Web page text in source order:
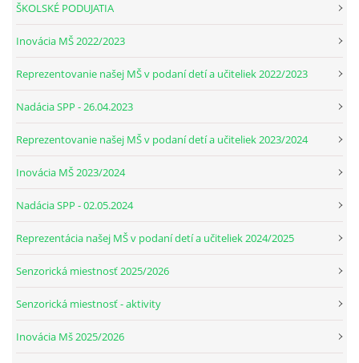
ŠKOLSKÉ PODUJATIA
Inovácia MŠ 2022/2023
Reprezentovanie našej MŠ v podaní detí a učiteliek 2022/2023
Nadácia SPP - 26.04.2023
Reprezentovanie našej MŠ v podaní detí a učiteliek 2023/2024
Inovácia MŠ 2023/2024
Nadácia SPP - 02.05.2024
Reprezentácia našej MŠ v podaní detí a učiteliek 2024/2025
Senzorická miestnosť 2025/2026
Senzorická miestnosť - aktivity
Inovácia Mš 2025/2026